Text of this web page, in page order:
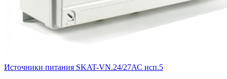
Источники питания SKAT-VN.24/27АС исп.5